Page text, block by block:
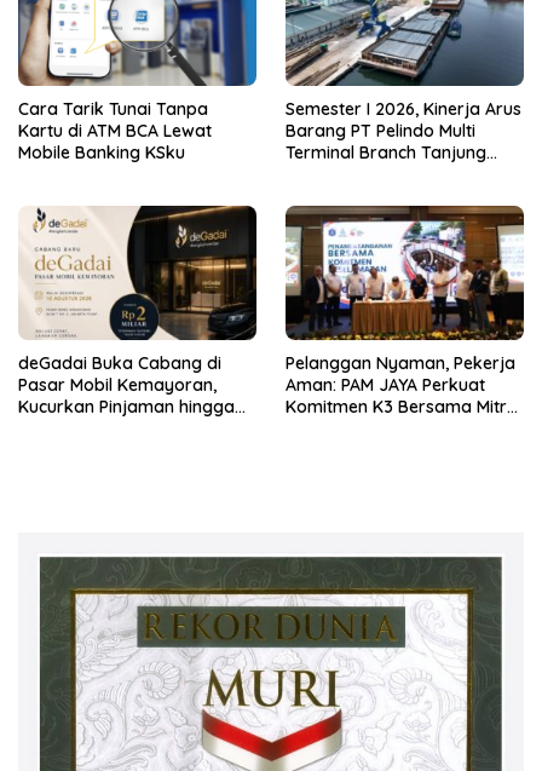
Cara Tarik Tunai Tanpa
Kartu di ATM BCA Lewat
Mobile Banking KSku
Semester I 2026, Kinerja Arus
Barang PT Pelindo Multi
Terminal Branch Tanjung
deGadai Buka Cabang di
Pasar Mobil Kemayoran,
Kucurkan Pinjaman hingga
Pelanggan Nyaman, Pekerja
Aman: PAM JAYA Perkuat
Komitmen K3 Bersama Mitra